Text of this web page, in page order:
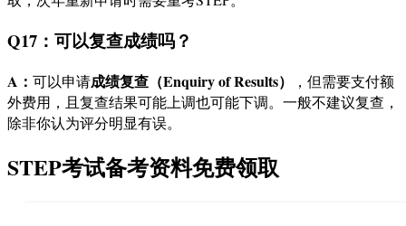
Q17：可以复查成绩吗？
A： 可以申请成绩复查（Enquiry of Results）
，但需要支付额
外费用，且复查结果可能上调也可能下调。一般不建议复查，
除非你认为评分明显有误。
STEP考试备考资料免费领取